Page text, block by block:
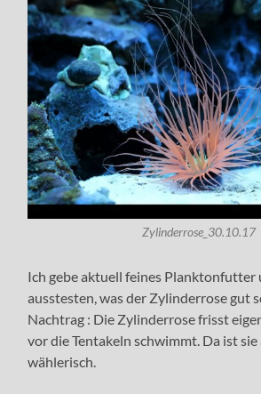
Zylinderrose_30.10.17
Ich gebe aktuell feines Planktonfutter
ausstesten, was der Zylinderrose gut
Nachtrag : Die Zylinderrose frisst
vor die Tentakeln schwimmt. Da ist
wählerisch.